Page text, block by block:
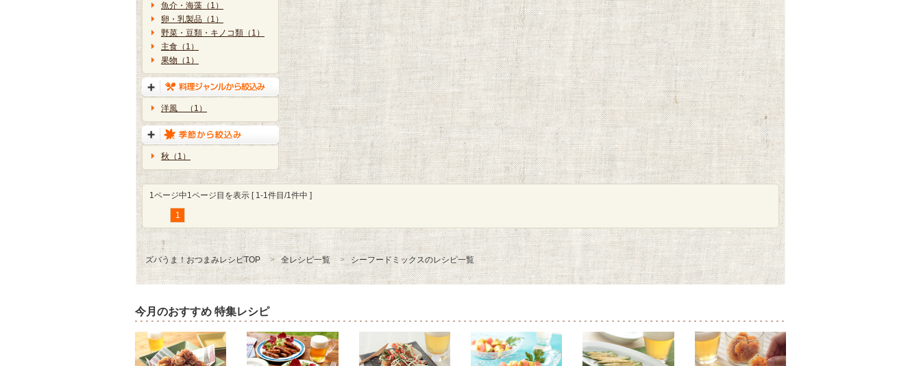
魚介・海藻（1）
卵・乳製品（1）
野菜・豆類・キノコ類（1）
主食（1）
果物（1）
洋風 （1）
秋（1）
1ページ中1ページ目を表示 [ 1-1件目/1件中 ]
1
ズバうま！おつまみレシピTOP 全レシピ一覧 シーフードミックスのレシピ一覧
今月のおすすめ 特集レシピ